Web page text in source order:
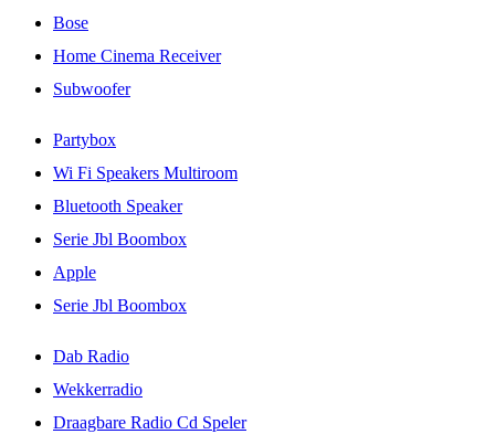
Bose
Home Cinema Receiver
Subwoofer
Partybox
Wi Fi Speakers Multiroom
Bluetooth Speaker
Serie Jbl Boombox
Apple
Serie Jbl Boombox
Dab Radio
Wekkerradio
Draagbare Radio Cd Speler